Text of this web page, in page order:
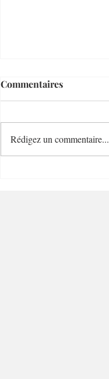
Commentaires
Rédigez un commentaire...